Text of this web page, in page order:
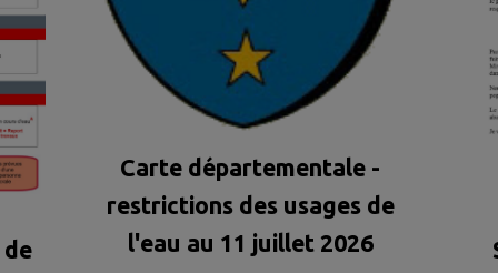
Carte départementale -
restrictions des usages de
l'eau au 11 juillet 2026